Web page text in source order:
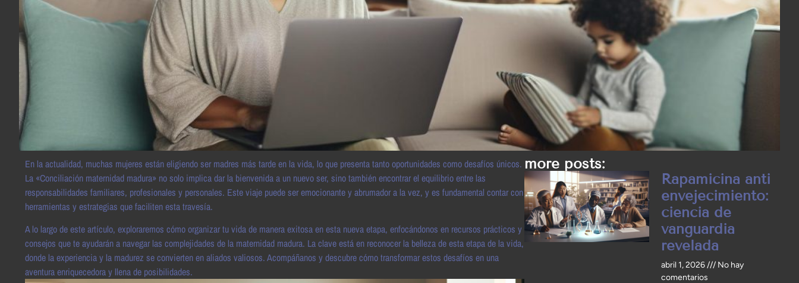
En la actualidad, muchas mujeres están eligiendo ser madres más tarde en la vida, lo que presenta tanto oportunidades como desafíos únicos.
La «Conciliación maternidad madura» no solo implica dar la bienvenida a un nuevo ser, sino también encontrar el equilibrio entre las
responsabilidades familiares, profesionales y personales. Este viaje puede ser emocionante y abrumador a la vez, y es fundamental contar con
herramientas y estrategias que faciliten esta travesía.
A lo largo de este artículo, exploraremos cómo organizar tu vida de manera exitosa en esta nueva etapa, enfocándonos en recursos prácticos y
consejos que te ayudarán a navegar las complejidades de la maternidad madura. La clave está en reconocer la belleza de esta etapa de la vida,
donde la experiencia y la madurez se convierten en aliados valiosos. Acompáñanos y descubre cómo transformar estos desafíos en una
aventura enriquecedora y llena de posibilidades.
more posts:
Rapamicina anti
envejecimiento:
ciencia de
vanguardia
revelada
abril 1, 2026
No hay
comentarios